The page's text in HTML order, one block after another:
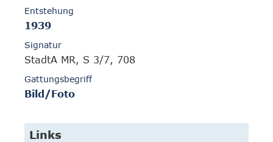
Entstehung
1939
Signatur
StadtA MR, S 3/7, 708
Gattungsbegriff
Bild/Foto
Links